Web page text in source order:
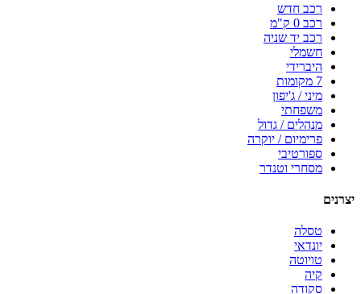
רכב חדש
רכב 0 ק"מ
רכב יד שניה
חשמלי
היברידי
7 מקומות
מיני / ג'יפון
משפחתי
מנהלים / גדול
פרימיום / יוקרה
ספורטיבי
מסחרי וטנדר
יצרנים
טסלה
יונדאי
טויוטה
קיה
סקודה